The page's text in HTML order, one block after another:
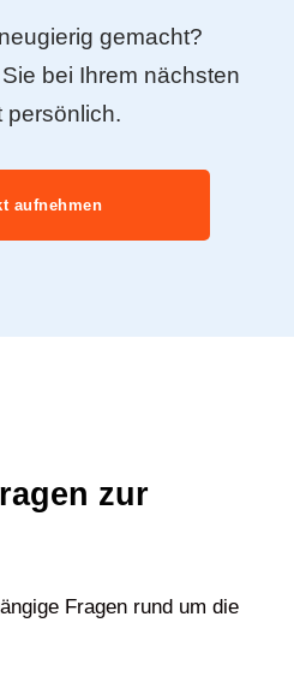
gemacht?
bei Ihrem nächsten
persönlich.
aufnehmen
zur
Fragen rund um die